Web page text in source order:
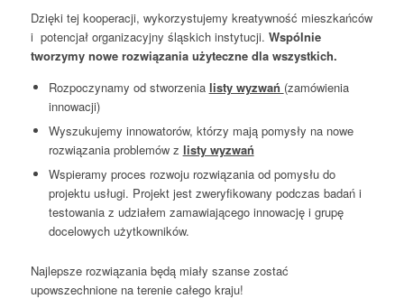
Dzięki tej kooperacji, wykorzystujemy kreatywność mieszkańców
i potencjał organizacyjny śląskich instytucji. Wspólnie
tworzymy nowe rozwiązania użyteczne dla wszystkich.
Rozpoczynamy od stworzenia listy wyzwań (zamówienia
innowacji)
Wyszukujemy innowatorów, którzy mają pomysły na nowe
rozwiązania problemów z listy wyzwań
Wspieramy proces rozwoju rozwiązania od pomysłu do
projektu usługi. Projekt jest zweryfikowany podczas badań i
testowania z udziałem zamawiającego innowację i grupę
docelowych użytkowników.
Najlepsze rozwiązania będą miały szanse zostać
upowszechnione na terenie całego kraju!